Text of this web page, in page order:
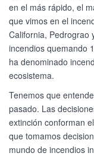
en el más rápido, el
que vimos en el
California, Pedrograo
incendios quemando
ha denominado
ecosistema.
Tenemos que
pasado. Las
extinción conforman
que tomamos
mundo de incendios